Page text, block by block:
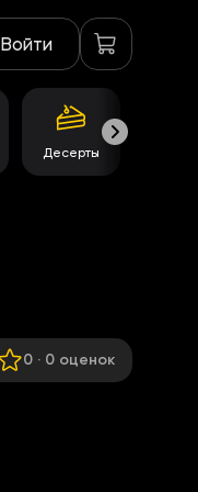
Войти
Десерты
0· 0 оценок